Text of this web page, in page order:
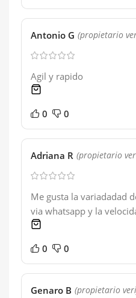
Antonio G (propietario
Agil y rapido
0 0
Adriana R (propietario
Me gusta la variadadad
via whatsapp y la
0 0
Genaro B (propietario